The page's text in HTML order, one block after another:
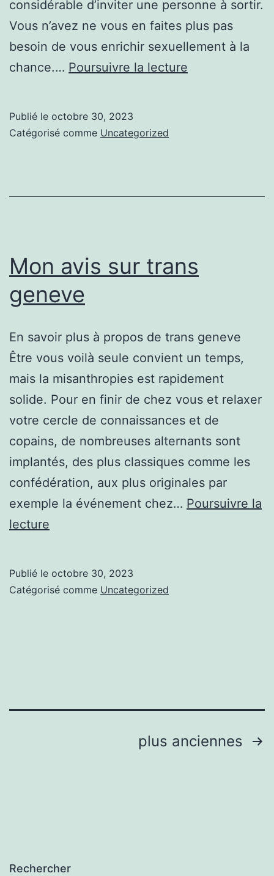
considérable d’inviter une personne à sortir.
Vous n’avez ne vous en faites plus pas
besoin de vous enrichir sexuellement à la
chance.… Poursuivre la lecture
Publié le octobre 30, 2023
Catégorisé comme Uncategorized
Mon avis sur trans
geneve
En savoir plus à propos de trans geneve
Être vous voilà seule convient un temps,
mais la misanthropies est rapidement
solide. Pour en finir de chez vous et relaxer
votre cercle de connaissances et de
copains, de nombreuses alternants sont
implantés, des plus classiques comme les
confédération, aux plus originales par
exemple la événement chez… Poursuivre la
lecture
trans
Publié le octobre 30, 2023
Catégorisé comme Uncategorized
plus anciennes
Rechercher